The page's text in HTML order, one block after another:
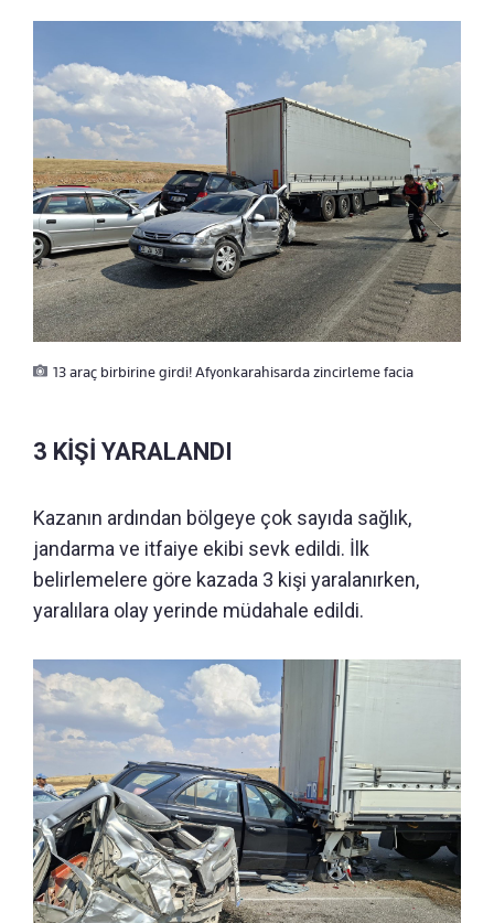
13 araç birbirine girdi! Afyonkarahisarda zincirleme facia
3 KİŞİ YARALANDI
Kazanın ardından bölgeye çok sayıda sağlık,
jandarma ve itfaiye ekibi sevk edildi. İlk
belirlemelere göre kazada 3 kişi yaralanırken,
yaralılara olay yerinde müdahale edildi.